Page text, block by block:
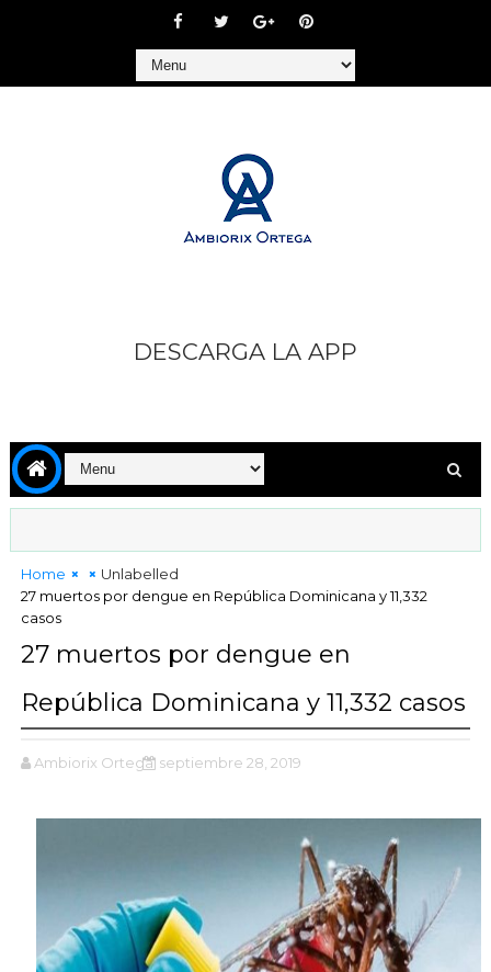
DESCARGA LA APP
Home
Unlabelled
27 muertos por dengue en República Dominicana y 11,332
casos
27 muertos por dengue en
República Dominicana y 11,332 casos
Ambiorix Ortega septiembre 28, 2019